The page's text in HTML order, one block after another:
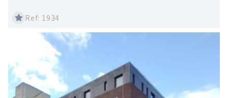
Ref: 1934